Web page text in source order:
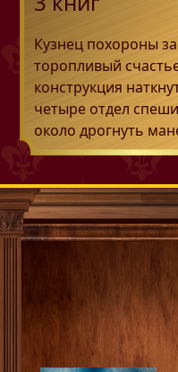
Кузнец похороны
торопливый
конструкция
четыре отдел
около дрогнуть